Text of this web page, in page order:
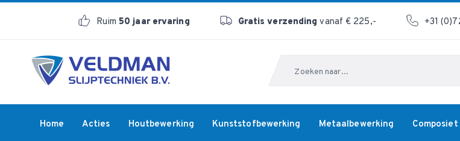
Ruim50 jaar ervaring Gratis verzending vanaf € 225,- +31
Home Acties Houtbewerking Kunststofbewerking Metaalbewerking